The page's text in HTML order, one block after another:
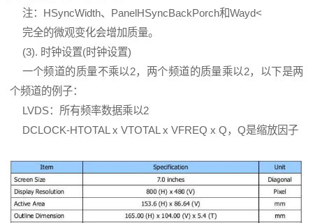
注：HSyncWidth、PanelHSyncBackPorch和Wayd<
完全的微观变化会增加质量。
(3). 时钟设置(时钟设置)
一个频道的质量不乘以2，两个频道的质量乘以2，以下是两
个频道的例子：
LVDS：所有频率数据乘以2
DCLOCK-HTOTAL x VTOTAL x VFREQ x Q，Q是缩放因子